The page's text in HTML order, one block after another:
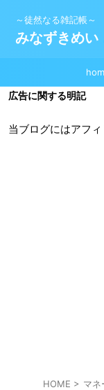
～徒然なる雑記帳～
みなずきめい
広告に関する明記
当ブログにはアフィ
HOME > マネ